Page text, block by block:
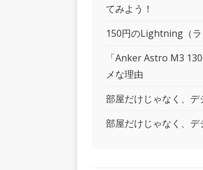
てみよう！
150円のLightning（ラ
「Anker Astro M3
メな理由
部屋だけじゃなく、
部屋だけじゃなく、